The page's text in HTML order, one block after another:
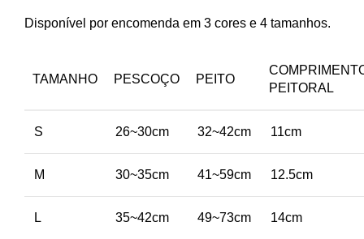
Disponível por encomenda em 3 cores e 4 tamanhos.
TAMANHO PESCOÇO PEITO
PEITORAL
S 26~30cm 32~42cm 11cm
M 30~35cm 41~59cm 12.5cm
L 35~42cm 49~73cm 14cm